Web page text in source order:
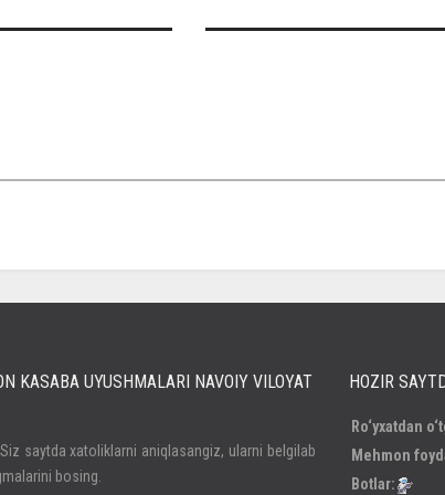
Регистрация
KASABA UYUSHMALARI NAVOIY VILOYAT
saytda xatoliklarni aniqlasangiz, ularni belgilab
bosing.
HOZIR
Ro‘yxatdan
Mehmon
Botlar: